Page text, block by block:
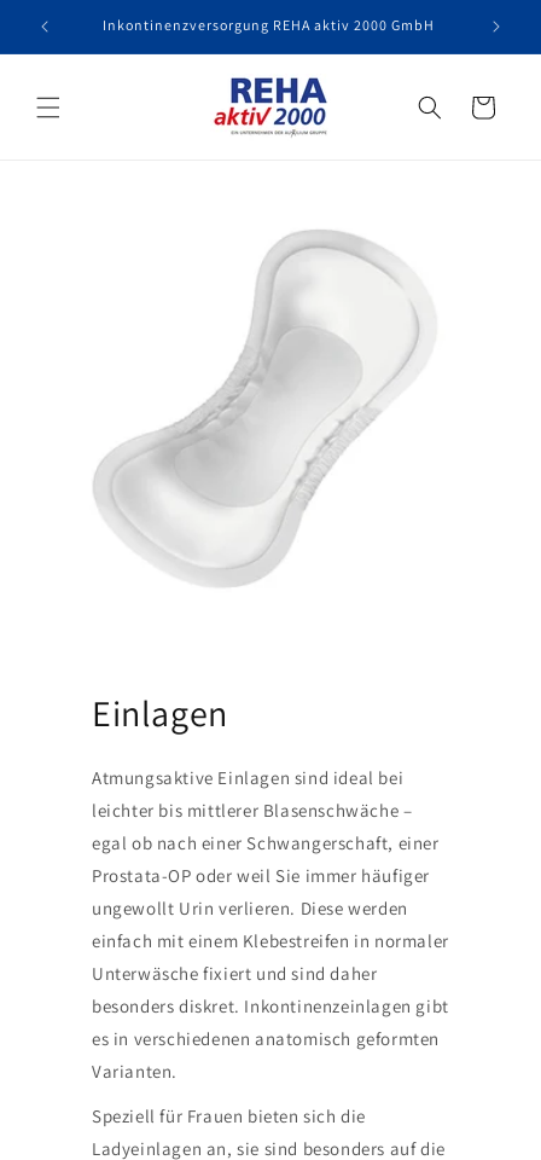
zum
Inkontinenzversorgung REHA aktiv 2000 GmbH
Einlagen
Atmungsaktive Einlagen sind ideal bei
leichter bis mittlerer Blasenschwäche –
egal ob nach einer Schwangerschaft, einer
Prostata-OP oder weil Sie immer häufiger
ungewollt Urin verlieren. Diese werden
einfach mit einem Klebestreifen in normaler
Unterwäsche fixiert und sind daher
besonders diskret. Inkontinenzeinlagen gibt
es in verschiedenen anatomisch geformten
Varianten.
Speziell für Frauen bieten sich die
Ladyeinlagen an, sie sind besonders auf die